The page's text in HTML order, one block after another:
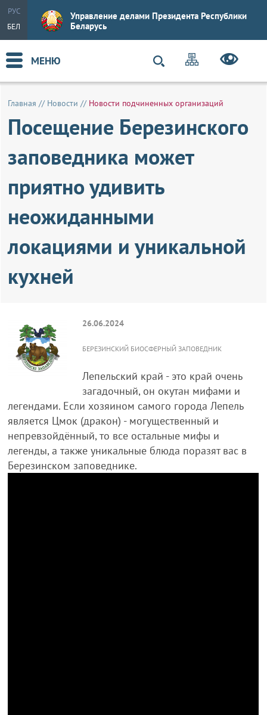
РУС
БЕЛ
Управление делами Президента Республики
Беларусь
МЕНЮ
Главная // Новости // Новости подчиненных организаций
Посещение Березинского
заповедника может
приятно удивить
неожиданными
локациями и уникальной
кухней
26.06.2024
БЕРЕЗИНСКИЙ БИОСФЕРНЫЙ ЗАПОВЕДНИК
Лепельский край - это край очень
загадочный, он окутан мифами и
легендами. Если хозяином самого города Лепель
является Цмок (дракон) - могущественный и
непревзойдённый, то все остальные мифы и
легенды, а также уникальные блюда поразят вас в
Березинском заповеднике.